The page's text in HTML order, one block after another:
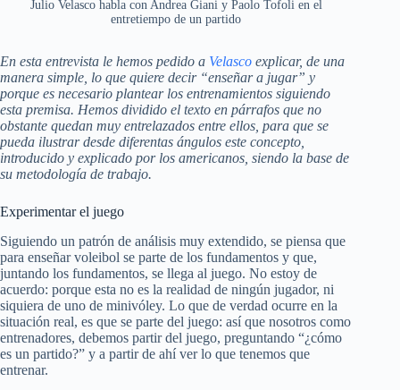
Julio Velasco habla con Andrea Giani y Paolo Tofoli en el
entretiempo de un partido
En esta entrevista le hemos pedido a Velasco explicar, de una
manera simple, lo que quiere decir “enseñar a jugar” y
porque es necesario plantear los entrenamientos siguiendo
esta premisa. Hemos dividido el texto en párrafos que no
obstante quedan muy entrelazados entre ellos, para que se
pueda ilustrar desde diferentas ángulos este concepto,
introducido y explicado por los americanos, siendo la base de
su metodología de trabajo.
Experimentar el juego
Siguiendo un patrón de análisis muy extendido, se piensa que
para enseñar voleibol se parte de los fundamentos y que,
juntando los fundamentos, se llega al juego. No estoy de
acuerdo: porque esta no es la realidad de ningún jugador, ni
siquiera de uno de minivóley. Lo que de verdad ocurre en la
situación real, es que se parte del juego: así que nosotros como
entrenadores, debemos partir del juego, preguntando “¿cómo
es un partido?” y a partir de ahí ver lo que tenemos que
entrenar.